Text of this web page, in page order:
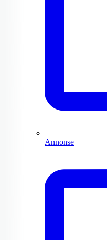
Annonse